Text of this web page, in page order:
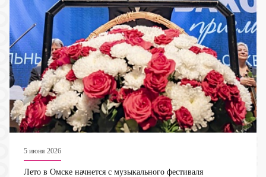
5 июня 2026
Лето в Омске начнется с музыкального фестиваля